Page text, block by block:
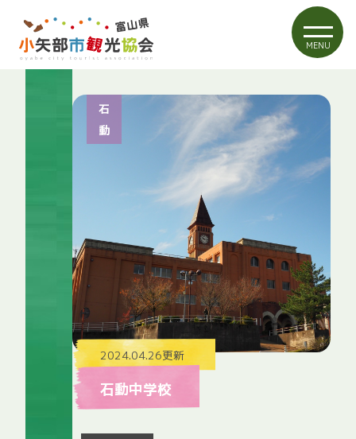
MENU
石
動
2024.04.26更新
石動中学校